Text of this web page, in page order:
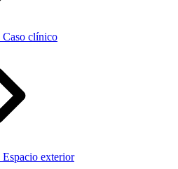
Caso clínico
Espacio exterior